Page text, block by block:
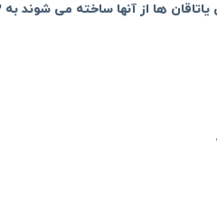
آنها ساخته می شوند به 3 دسته زیر تقسیم بندی می شوند: